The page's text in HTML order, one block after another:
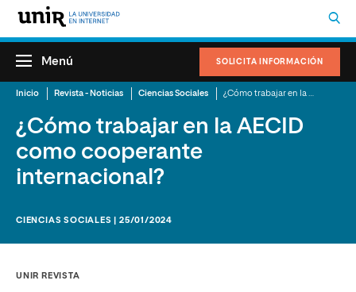
SOLICITA INFORMACIÓN
Menú
Inicio Revista - Noticias Ciencias Sociales
¿Cómo trabajar en la AECID
como cooperante
internacional?
CIENCIAS SOCIALES | 25/01/2024
UNIR REVISTA